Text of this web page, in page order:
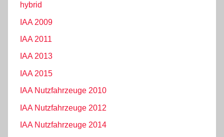
hybrid
IAA 2009
IAA 2011
IAA 2013
IAA 2015
IAA Nutzfahrzeuge 2010
IAA Nutzfahrzeuge 2012
IAA Nutzfahrzeuge 2014